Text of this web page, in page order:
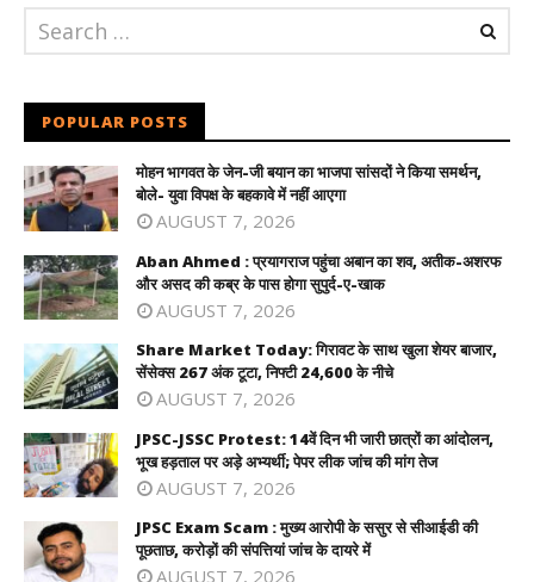
POPULAR POSTS
मोहन भागवत के जेन-जी बयान का भाजपा सांसदों ने किया समर्थन,
बोले- युवा विपक्ष के बहकावे में नहीं आएगा
AUGUST 7, 2026
Aban Ahmed : प्रयागराज पहुंचा अबान का शव, अतीक-अशरफ
और असद की कब्र के पास होगा सुपुर्द-ए-खाक
AUGUST 7, 2026
Share Market Today: गिरावट के साथ खुला शेयर बाजार,
सेंसेक्स 267 अंक टूटा, निफ्टी 24,600 के नीचे
AUGUST 7, 2026
JPSC-JSSC Protest: 14वें दिन भी जारी छात्रों का आंदोलन,
भूख हड़ताल पर अड़े अभ्यर्थी; पेपर लीक जांच की मांग तेज
AUGUST 7, 2026
JPSC Exam Scam : मुख्य आरोपी के ससुर से सीआईडी की
पूछताछ, करोड़ों की संपत्तियां जांच के दायरे में
AUGUST 7, 2026